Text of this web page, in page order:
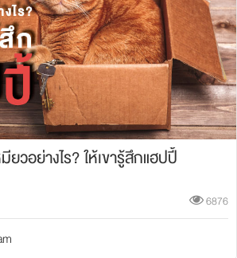
ยวอย่างไร? ให้เขารู้สึกแฮปปี้
6876